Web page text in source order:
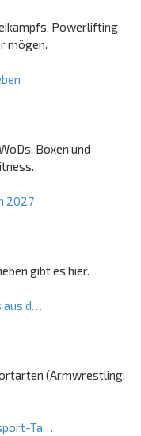
Powerlifting
mögen.
Boxen und
2027
gibt es hier.
aus d…
(Armwrestling,
Ta…